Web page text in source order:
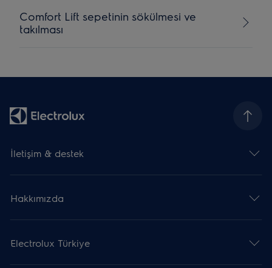
Comfort Lift sepetinin sökülmesi ve
takılması
İletişim & destek
Hakkımızda
Electrolux Türkiye